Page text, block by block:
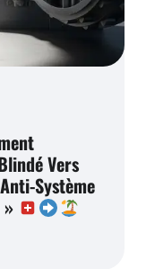
Vers
Système